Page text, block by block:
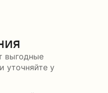
выгодные
уточняйте у